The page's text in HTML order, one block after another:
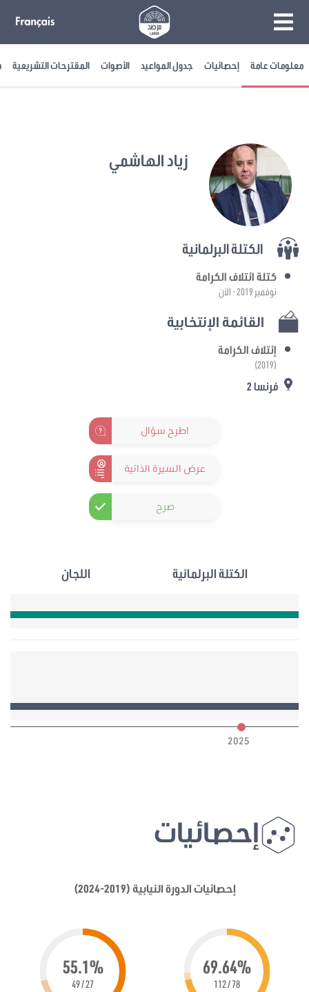
معلومات عامة إحصائيات جدول المواعيد الأصوات المقترحات التشريعية
زياد الهاشمي
الكتلة البرلمانية
كتلة ائتلاف الكرامة
نوفمبر 2019 - الآن
القائمة الإنتخابية
إئتلاف الكرامة
(2019)
فرنسا 2
اطرح سؤال
عرض السيرة الذاتية
صرح
الكتلة البرلمانية اللجان
2025
إحصائيات
إحصائيات الدورة النيابية (2019-2024)
69.64%
78 / 112
55.1%
27 / 49